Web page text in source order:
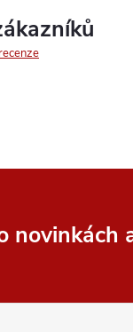
novinkách